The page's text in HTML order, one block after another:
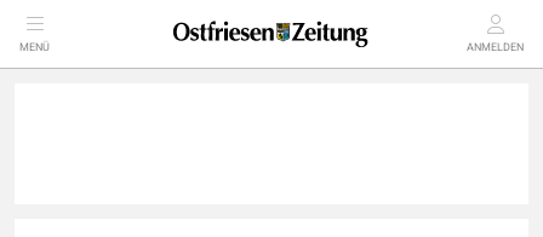
MENÜ ANMELDEN